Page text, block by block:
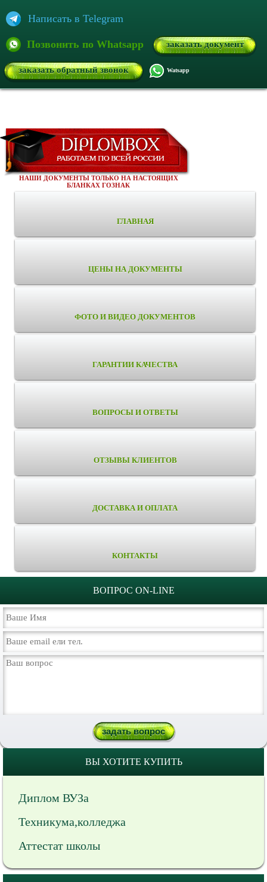
Написать в Telegram
Позвонить по Whatsapp заказать документ
заказать обратный звонок Watsapp
НАШИ ДОКУМЕНТЫ ТОЛЬКО НА НАСТОЯЩИХ
БЛАНКАХ ГОЗНАК
ГЛАВНАЯ
ЦЕНЫ НА ДОКУМЕНТЫ
ФОТО И ВИДЕО ДОКУМЕНТОВ
ГАРАНТИИ КАЧЕСТВА
ВОПРОСЫ И ОТВЕТЫ
ОТЗЫВЫ КЛИЕНТОВ
ДОСТАВКА И ОПЛАТА
КОНТАКТЫ
ВОПРОС ON-LINE
ВЫ ХОТИТЕ КУПИТЬ
Диплом ВУЗа
Техникума,колледжа
Аттестат школы